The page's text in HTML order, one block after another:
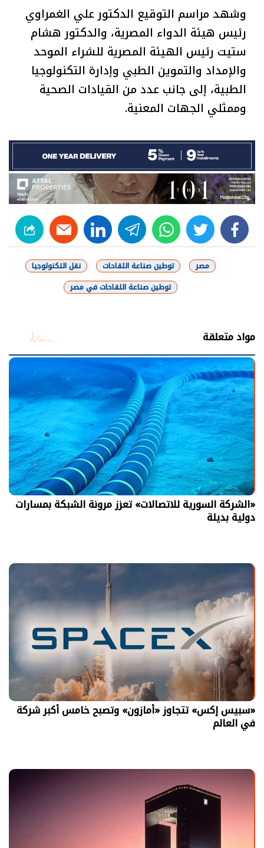
وشهد مراسم التوقيع الدكتور علي الغمراوي
رئيس هيئة الدواء المصرية، والدكتور هشام
ستيت رئيس الهيئة المصرية للشراء الموحد
والإمداد والتموين الطبي وإدارة التكنولوجيا
الطبية، إلى جانب عدد من القيادات الصحية
وممثلي الجهات المعنية.
facebook
twitter
whats
telegram
linkedin
مصر توطين صناعة اللقاحات
نقل التكنولوجيا
توطين صناعة اللقاحات في مصر
مواد متعلقة
«الشركة السورية للاتصالات» تعزز مرونة الشبكة بمسارات
دولية بديلة
«سبيس إكس» تتجاوز «أمازون» وتصبح خامس أكبر شركة
في العالم